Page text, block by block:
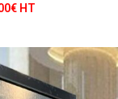
€ HT